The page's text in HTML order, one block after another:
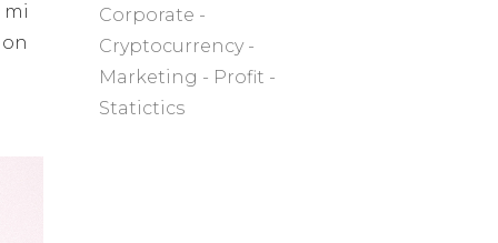
mi
Corporate
Cryptocurrency
Marketing
Profit
Statictics